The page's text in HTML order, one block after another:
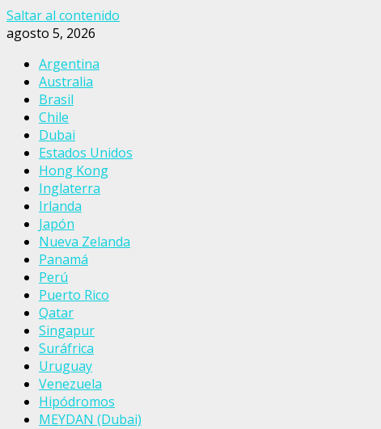
Saltar al contenido
agosto 5, 2026
Argentina
Australia
Brasil
Chile
Dubai
Estados Unidos
Hong Kong
Inglaterra
Irlanda
Japón
Nueva Zelanda
Panamá
Perú
Puerto Rico
Qatar
Singapur
Suráfrica
Uruguay
Venezuela
Hipódromos
MEYDAN (Dubai)